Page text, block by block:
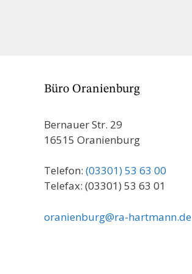
Büro Oranienburg
Bernauer Str. 29
16515 Oranienburg
Telefon: (03301) 53 63 00
Telefax: (03301) 53 63 01
oranienburg@ra-hartmann.de